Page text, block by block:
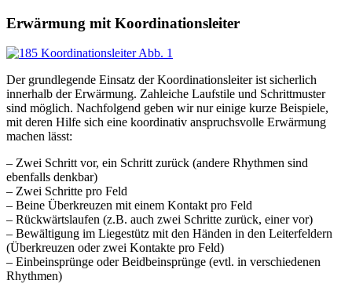
Erwärmung mit Koordinationsleiter
Der grundlegende Einsatz der Koordinationsleiter ist sicherlich
innerhalb der Erwärmung. Zahleiche Laufstile und Schrittmuster
sind möglich. Nachfolgend geben wir nur einige kurze Beispiele,
mit deren Hilfe sich eine koordinativ anspruchsvolle Erwärmung
machen lässt:
– Zwei Schritt vor, ein Schritt zurück (andere Rhythmen sind
ebenfalls denkbar)
– Zwei Schritte pro Feld
– Beine Überkreuzen mit einem Kontakt pro Feld
– Rückwärtslaufen (z.B. auch zwei Schritte zurück, einer vor)
– Bewältigung im Liegestütz mit den Händen in den Leiterfeldern
(Überkreuzen oder zwei Kontakte pro Feld)
– Einbeinsprünge oder Beidbeinsprünge (evtl. in verschiedenen
Rhythmen)